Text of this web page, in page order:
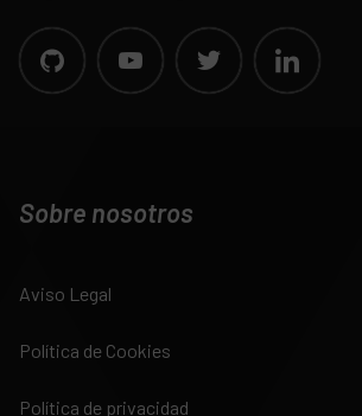
Sobre nosotros
Aviso Legal
Política de Cookies
Política de privacidad